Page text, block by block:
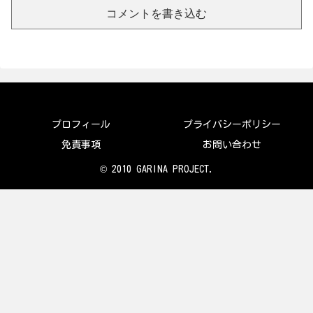
コメントを書き込む
プロフィール プライバシーポリシー
免責事項 お問い合わせ
© 2010 GARINA PROJECT.